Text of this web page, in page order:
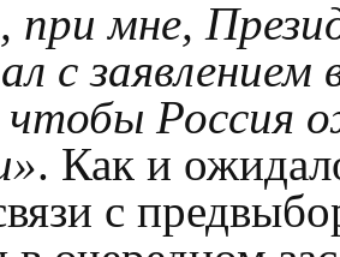
при мне,
с заявлением
Россия
. Как и
с